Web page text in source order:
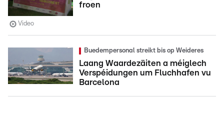
froen
Video
Buedempersonal streikt bis op Weideres
Laang Waardezäiten a méiglech
Verspéidungen um Fluchhafen vu
Barcelona